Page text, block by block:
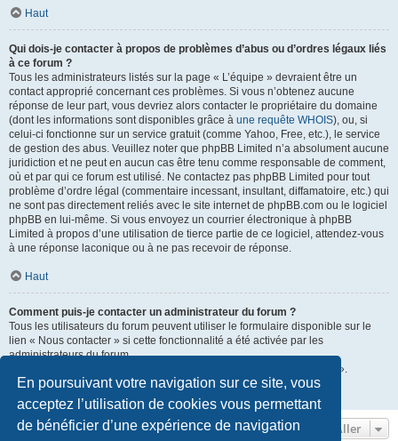
En poursuivant votre navigation sur ce site, vous
acceptez l’utilisation de cookies vous permettant
de bénéficier d’une expérience de navigation
Haut
Qui dois-je contacter à propos de problèmes d’abus ou d’ordres légaux liés
à ce forum ?
Tous les administrateurs listés sur la page « L’équipe » devraient être un
contact approprié concernant ces problèmes. Si vous n’obtenez aucune
réponse de leur part, vous devriez alors contacter le propriétaire du domaine
(dont les informations sont disponibles grâce à une requête WHOIS), ou, si
celui-ci fonctionne sur un service gratuit (comme Yahoo, Free, etc.), le service
de gestion des abus. Veuillez noter que phpBB Limited n’a absolument aucune
juridiction et ne peut en aucun cas être tenu comme responsable de comment,
où et par qui ce forum est utilisé. Ne contactez pas phpBB Limited pour tout
problème d’ordre légal (commentaire incessant, insultant, diffamatoire, etc.) qui
ne sont pas directement reliés avec le site internet de phpBB.com ou le logiciel
phpBB en lui-même. Si vous envoyez un courrier électronique à phpBB
Limited à propos d’une utilisation de tierce partie de ce logiciel, attendez-vous
à une réponse laconique ou à ne pas recevoir de réponse.
Haut
Comment puis-je contacter un administrateur du forum ?
Tous les utilisateurs du forum peuvent utiliser le formulaire disponible sur le
lien « Nous contacter » si cette fonctionnalité a été activée par les
administrateurs du forum.
Les membres du forum peuvent également utiliser le lien « L’équipe ».
Aller